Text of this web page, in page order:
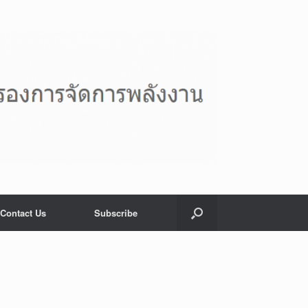
Contact Us Subscribe